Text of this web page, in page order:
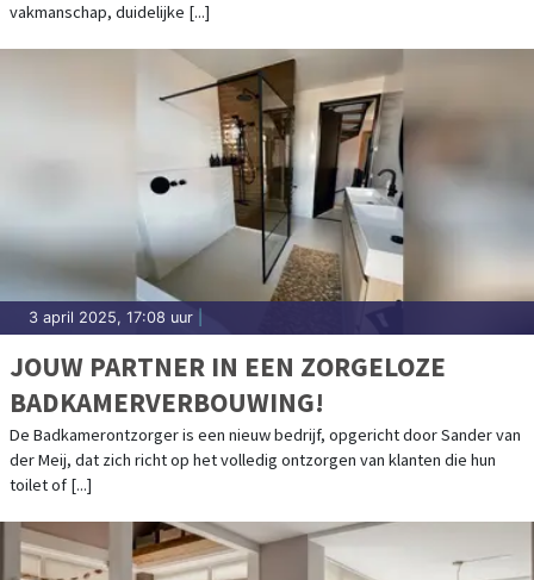
vakmanschap, duidelijke [...]
3 april 2025, 17:08 uur
JOUW PARTNER IN EEN ZORGELOZE
BADKAMERVERBOUWING!
De Badkamerontzorger is een nieuw bedrijf, opgericht door Sander van
der Meij, dat zich richt op het volledig ontzorgen van klanten die hun
toilet of [...]